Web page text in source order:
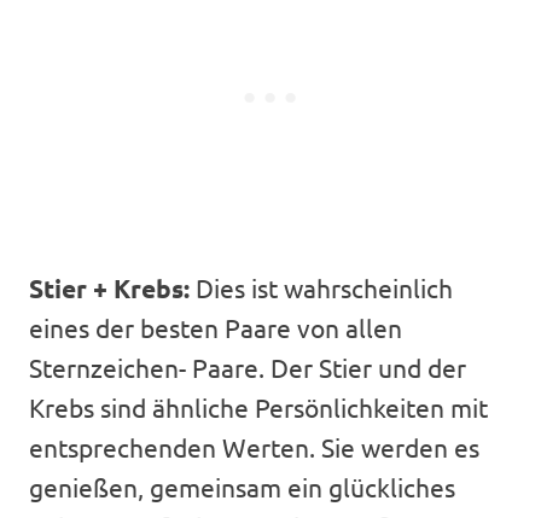
Stier + Krebs: Dies ist wahrscheinlich
eines der besten Paare von allen
Sternzeichen- Paare. Der Stier und der
Krebs sind ähnliche Persönlichkeiten mit
entsprechenden Werten. Sie werden es
genießen, gemeinsam ein glückliches